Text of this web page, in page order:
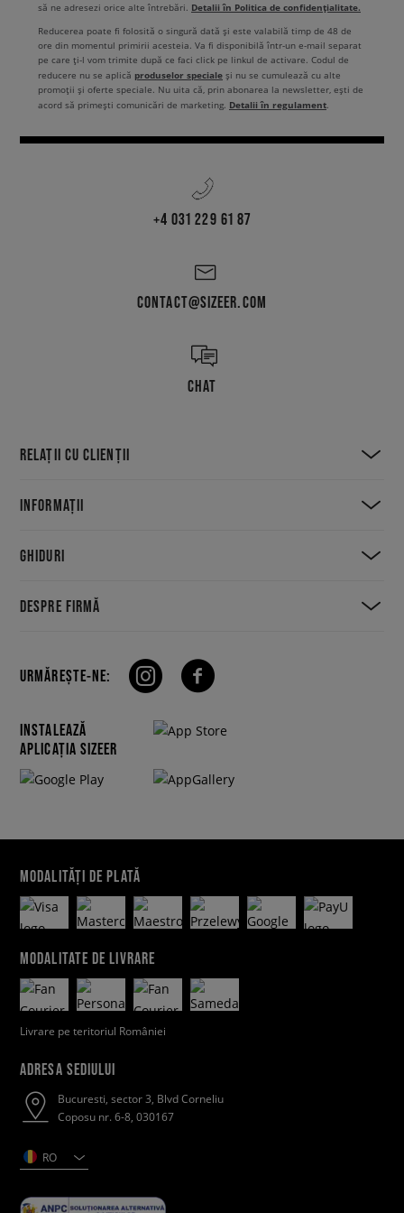
marimi se vand adesea primele.
Asadar, daca esti in cautarea unui model de vis, nu amana decizia.
Gandirea rapida conteaza foarte mult in acest caz. La Sizeer, poti fi sigur
ca totul este clar: preturile sunt comunicate in mod transparent si se
respecta regulile Directivei Omnibus, afisandu-se preturile cele mai mici
ale produselor inainte de aplicarea reducerii. Astfel, stii ca reducerile
doar un moment excelent pentru a adauga branduri de top in
celei mai mari „sarbatori” a cumparaturilor din a
să ne adresezi orice alte întrebări. Detalii în Politica de confidențialitate.
Reducerea poate fi folosită o singură dată și este valabilă timp de 48 de
ore din momentul primirii acesteia. Va fi disponibilă într-un e-mail separat
pe care ți-l vom trimite după ce faci click pe linkul de activare. Codul de
reducere nu se aplică produselor speciale și nu se cumulează cu alte
promoții și oferte speciale. Nu uita că, prin abonarea la newsletter, ești de
acord să primești comunicări de marketing. Detalii în regulament
+4 031 229 61 87
CONTACT@SIZEER.COM
CHAT
RELAȚII CU CLIENȚII
INFORMAȚII
GHIDURI
DESPRE FIRMĂ
URMĂREȘTE-NE:
INSTALEAZĂ
APLICAȚIA SIZEER
MODALITĂȚI DE PLATĂ
MODALITATE DE LIVRARE
Livrare pe teritoriul României
ADRESA SEDIULUI
Bucuresti, sector 3, Blvd Corneliu
Coposu nr. 6-8, 030167
RO